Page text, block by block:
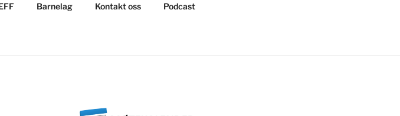
Barnelag Kontakt oss Podcast